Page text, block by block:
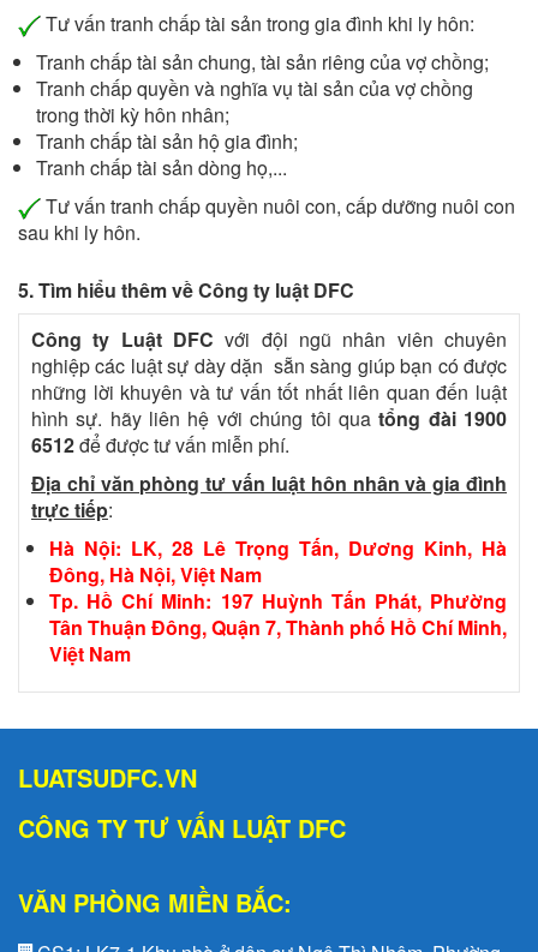
Tư vấn tranh chấp tài sản trong gia đình khi ly hôn:
Tranh chấp tài sản chung, tài sản riêng của vợ chồng;
Tranh chấp quyền và nghĩa vụ tài sản của vợ chồng
trong thời kỳ hôn nhân;
Tranh chấp tài sản hộ gia đình;
Tranh chấp tài sản dòng họ,...
Tư vấn tranh chấp quyền nuôi con, cấp dưỡng nuôi con
sau khi ly hôn.
5. Tìm hiểu thêm về Công ty luật DFC
Công ty Luật DFC với đội ngũ nhân viên chuyên
nghiệp các luật sự dày dặn sẵn sàng giúp bạn có được
những lời khuyên và tư vấn tốt nhất liên quan đến luật
hình sự. hãy liên hệ với chúng tôi quatổng đài 1900
6512để được tư vấn miễn phí.
Địa chỉ văn phòng tư vấn luật hôn nhân và gia đình
trực tiếp:
Hà Nội: LK, 28 Lê Trọng Tấn, Dương Kinh, Hà
Đông, Hà Nội, Việt Nam
Tp. Hồ Chí Minh: 197 Huỳnh Tấn Phát, Phường
Tân Thuận Đông, Quận 7, Thành phố Hồ Chí Minh,
Việt Nam
LUATSUDFC.VN
CÔNG TY TƯ VẤN LUẬT DFC
VĂN PHÒNG MIỀN BẮC: